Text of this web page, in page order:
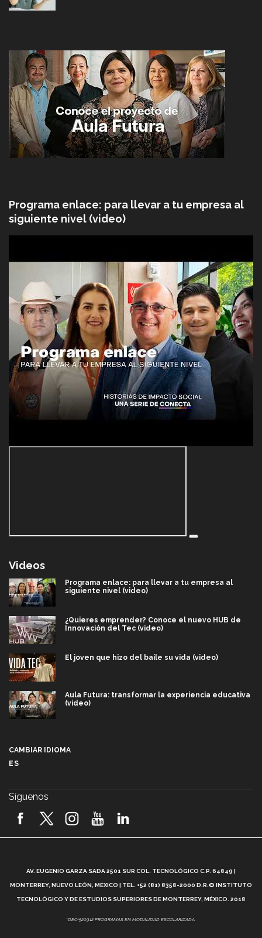
Programa enlace: para llevar a tu empresa al
siguiente nivel (video)
Videos
Programa enlace: para llevar a tu empresa al
siguiente nivel (video)
¿Quieres emprender? Conoce el nuevo HUB de
Innovación del Tec (video)
El joven que hizo del baile su vida (video)
Aula Futura: transformar la experiencia educativa
(video)
2026! (video)
¿Cómo es el Modelo Educativo Tec? (video)
Vida Tec: Feminismo e Inteligencia Artificial, Paola
CAMBIAR IDIOMA
ES
Síguenos
AV. EUGENIO GARZA SADA 2501 SUR COL. TECNOLÓGICO C.P. 64849 |
MONTERREY, NUEVO LEÓN, MÉXICO | TEL. +52 (81) 8358-2000 D.R.© INSTITUTO
TECNOLÓGICO Y DE ESTUDIOS SUPERIORES DE MONTERREY, MÉXICO. 2018
*DEC-520912 PROGRAMAS EN MODALIDAD ESCOLARIZADA.